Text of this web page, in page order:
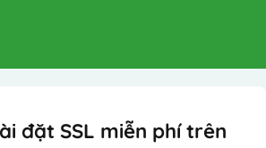
đặt SSL miễn phí trên